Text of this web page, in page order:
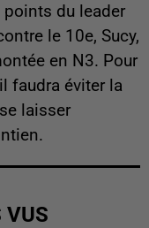
points du leader
le 10e, Sucy,
en N3. Pour
faudra éviter la
laisser
VUS